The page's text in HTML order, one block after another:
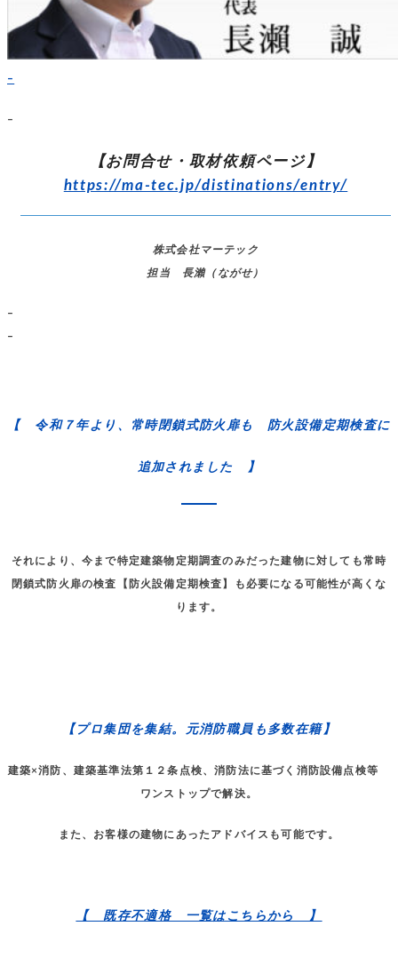
–
–
【お問合せ・取材依頼ページ】
https://ma-tec.jp/distinations/entry/
株式会社マーテック
担当 長瀨（ながせ）
–
–
【 令和７年より、常時閉鎖式防火扉も 防火設備定期検査に
追加されました 】
それにより、今まで特定建築物定期調査のみだった建物に対しても常時
閉鎖式防火扉の検査【防火設備定期検査】も必要になる可能性が高くな
ります。
【プロ集団を集結。元消防職員も多数在籍】
建築×消防、建築基準法第１２条点検、消防法に基づく消防設備点検等
ワンストップで解決。
また、お客様の建物にあったアドバイスも可能です。
【 既存不適格 一覧はこちらから 】